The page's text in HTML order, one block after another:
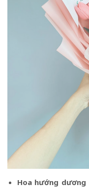
Hoa hướng dương